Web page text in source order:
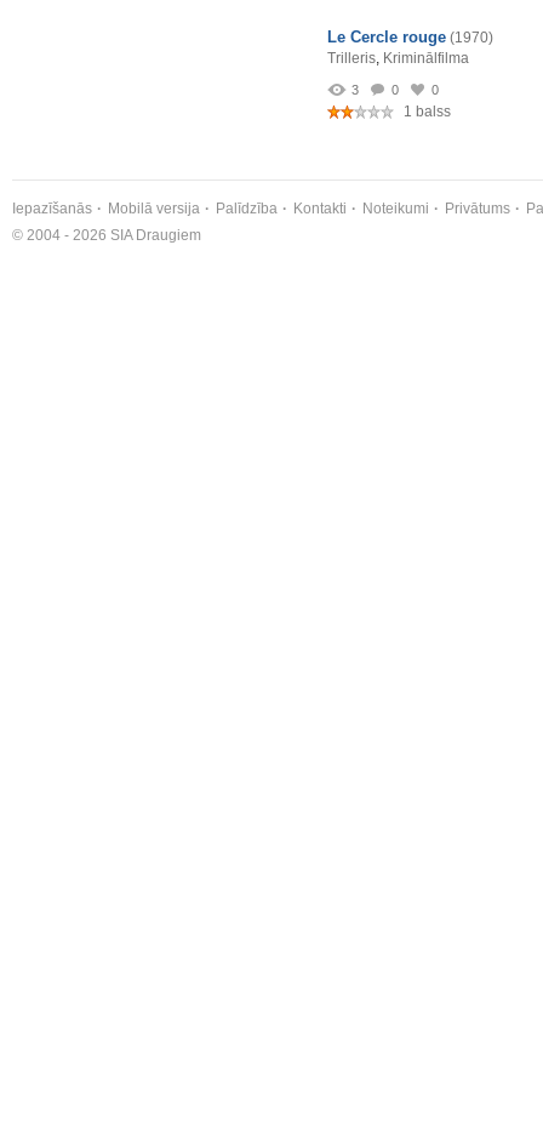
Le Cercle rouge (1970)
Trilleris, Kriminālfilma
3 0 0
1 balss
Iepazīšanās Mobilā versija Palīdzība Kontakti Noteikumi Privātums
© 2004 - 2026 SIA Draugiem